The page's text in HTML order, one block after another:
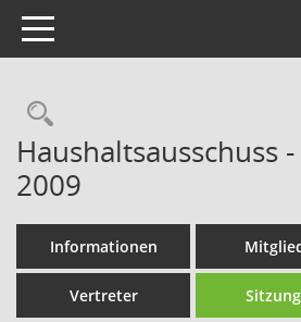
Toggle navigation
Rechercheauswahl
Haushaltsausschuss
2009
Informationen
Vertreter